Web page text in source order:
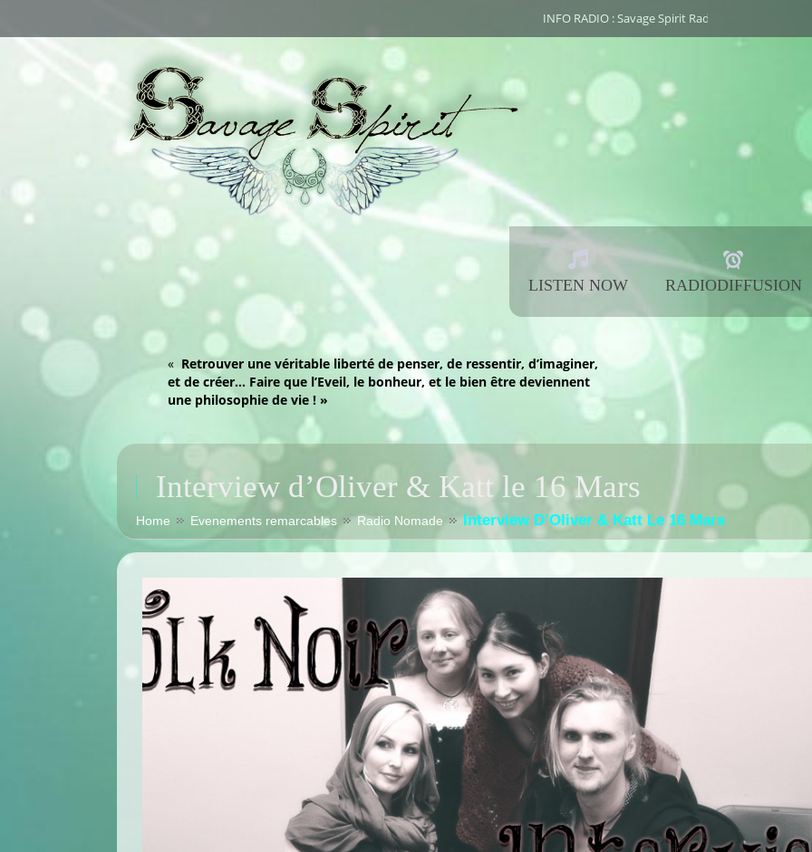
INFO RADIO : Savage Spirit Radio, broadcasted by
LISTEN NOW RADIODIFFUSION
« Retrouver une véritable liberté de penser, de ressentir, d’imaginer,
et de créer… Faire que l’Eveil, le bonheur, et le bien être deviennent
une philosophie de vie ! »
Interview d’Oliver & Katt le 16 Mars
Home Evenements remarcables Radio Nomade Interview D’Oliver & Katt Le 16 Mars